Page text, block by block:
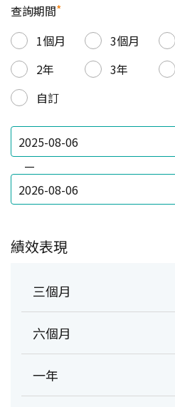
查詢期間*
1個月
3個月
2年
3年
自訂
—
績效表現
三個月
六個月
一年